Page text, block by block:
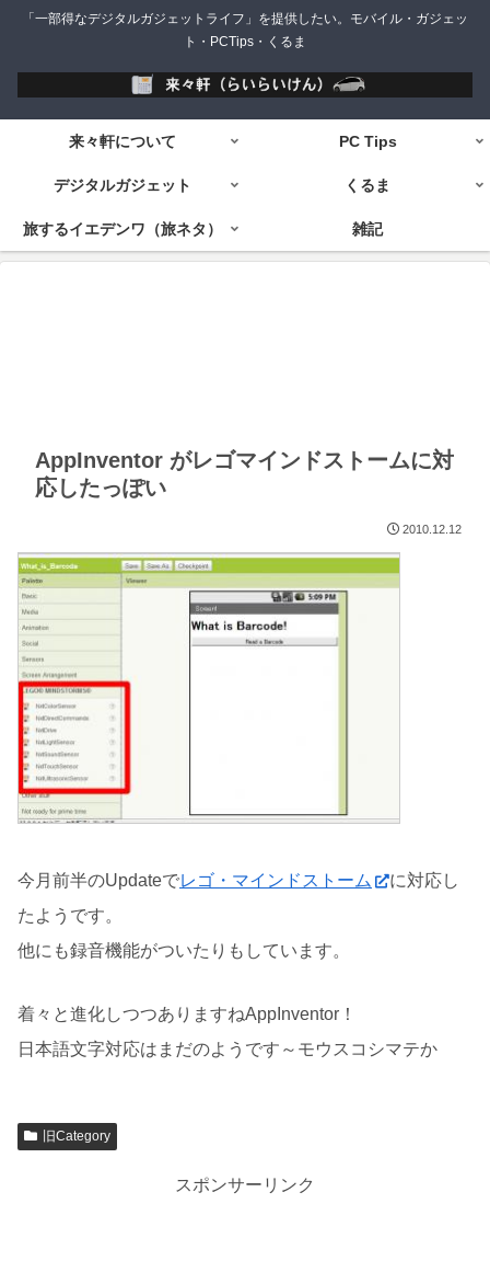
「一部得なデジタルガジェットライフ」を提供したい。モバイル・ガジェッ
ト・PCTips・くるま
来々軒について PC Tips
デジタルガジェット くるま
旅するイエデンワ（旅ネタ） 雑記
AppInventor がレゴマインドストームに対
応したっぽい
2010.12.12
今月前半のUpdateでレゴ・マインドストーム
に対応し
たようです。
他にも録音機能がついたりもしています。
着々と進化しつつありますねAppInventor！
日本語文字対応はまだのようです～モウスコシマテか
旧Category
スポンサーリンク